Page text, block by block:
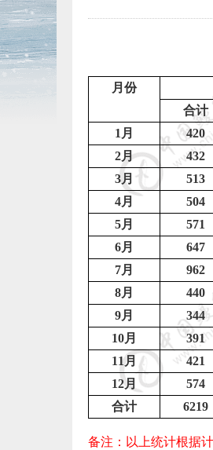
月份
合计
1 月 420
2月 432
3月 513
4月 504
5月 571
6月 647
7月 962
8月 440
9月 344
10月 391
11月 421
12月 574
合计
6219
备注：以上统计根据